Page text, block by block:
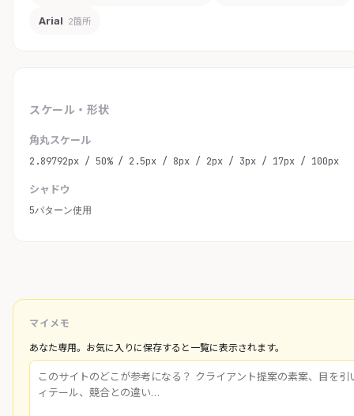
Arial 2箇所
スケール・形状
角丸スケール
2.89792px / 50% / 2.5px / 8px / 2px / 3px / 17px / 100px
シャドウ
5パターン使用
マイメモ
あなた専用。お気に入りに保存すると一覧に表示されます。